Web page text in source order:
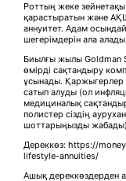
Роттың жеке
қарастыратын және
аннуитет. Адам
шегерімдерін ала
Биылғы жылы Goldman
өмірді сақтандыру
ұсынады. Қаржыгерлер
сатып алуды (ол
медициналық
полистер сіздің
шоттарыңызды
Дереккөз: https://
lifestyle-annuities/
Ашық дереккөздерден